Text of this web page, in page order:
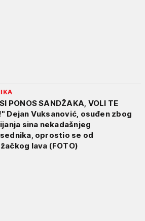
PONOS SANDŽAKA, VOLI TE
Dejan Vuksanović, osuđen zbog
sina nekadašnjeg
oprostio se od
lava (FOTO)